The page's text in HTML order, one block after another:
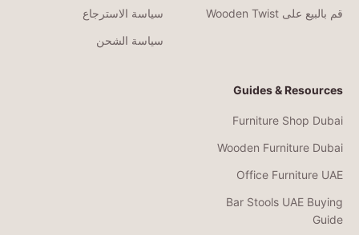
قم بالبيع على Wooden Twist
سياسة الاسترجاع
سياسة الشحن
Guides & Resources
Furniture Shop Dubai
Wooden Furniture Dubai
Office Furniture UAE
Bar Stools UAE Buying
Guide